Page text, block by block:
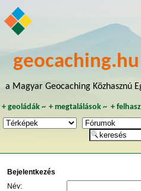
geocaching.hu
a Magyar Geocaching Közhasznú
+ geoládák~ +megtalálások ~ +
Bejelentkezés
Név: